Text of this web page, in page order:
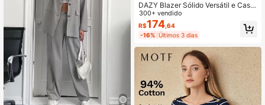
DAZY Blazer Sólido Versátil e Casu
al
300+ vendido
R$174 ,64
-16% Últimos 3 dias